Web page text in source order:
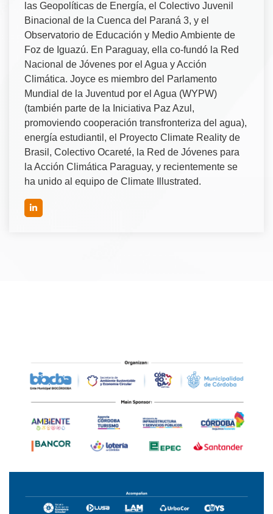
las Geopolíticas de Energía, el Colectivo Juvenil
Binacional de la Cuenca del Paraná 3, y el
Observatorio de Educación y Medio Ambiente de
Foz de Iguazú. En Paraguay, ella co-fundó la Red
Nacional de Jóvenes por el Agua y Acción
Climática. Joyce es miembro del Parlamento
Mundial de la Juventud por el Agua (WYPW)
(también parte de la Iniciativa Paz Azul,
promoviendo cooperación transfronteriza del agua),
energía estudiantil, el Proyecto Climate Reality de
Brasil, Colectivo Ocareté, la Red de Jóvenes para
la Acción Climática Paraguay, y recientemente se
ha unido al equipo de Climate Illustrated.